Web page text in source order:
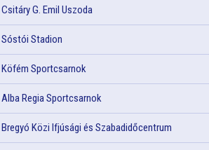
Csitáry G. Emil Uszoda
Sóstói Stadion
Köfém Sportcsarnok
Alba Regia Sportcsarnok
Bregyó Közi Ifjúsági és Szabadidőcentrum